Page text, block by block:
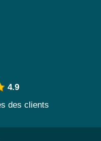
4.9
des clients